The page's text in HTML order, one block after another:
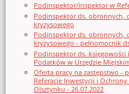
Podinspektor/inspektor w
Podinspektor ds. obronnych,
kryzysowego
Podinspektor ds. obronnych,
kryzysowego - pełnomocnik
Podinspektor ds. księgowości
Podatków w Urzędzie
Oferta pracy na zastępstwo -
Referacie Inwestycji i
Olsztynku - 26.07.2022